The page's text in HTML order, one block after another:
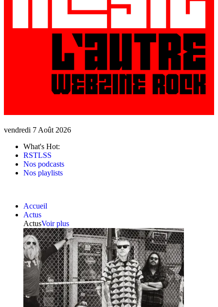
vendredi 7 Août 2026
What's Hot:
RSTLSS
Nos podcasts
Nos playlists
Accueil
Actus
ActusVoir plus